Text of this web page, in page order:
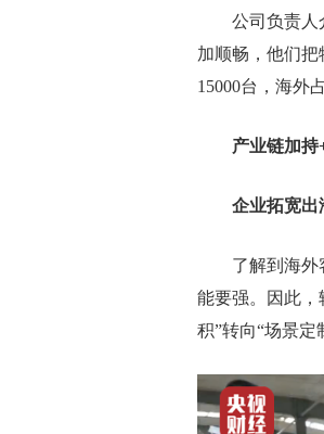
公司负责人介
加顺畅，他们
15000台，海外
产业链加持
企业拓宽出
了解到海外客
能要强。因此，
积”转向“场景定